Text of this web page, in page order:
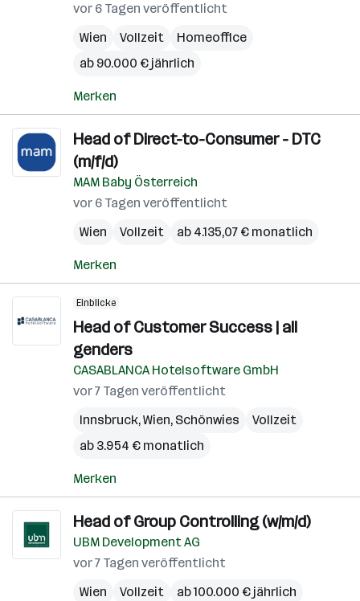
vor 6 Tagen veröffentlicht
Wien
Vollzeit
Homeoffice
ab 90.000 € jährlich
Merken
Head of Direct-to-Consumer - DTC
(m/f/d)
MAM Baby Österreich
vor 6 Tagen veröffentlicht
Wien
Vollzeit ab 4.135,07 € monatlich
Merken
Einblicke
Head of Customer Success | all
genders
CASABLANCA Hotelsoftware GmbH
vor 7 Tagen veröffentlicht
Innsbruck,Wien, Schönwies
Vollzeit
ab 3.954 € monatlich
Merken
Head of Group Controlling (w/m/d)
UBM Development AG
vor 7 Tagen veröffentlicht
Wien
Vollzeit ab 100.000 € jährlich